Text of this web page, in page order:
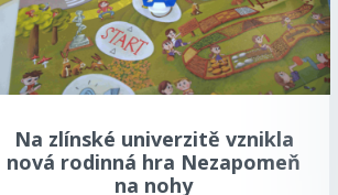
Na zlínské univerzitě vznikla
nová rodinná hra Nezapomeň
na nohy